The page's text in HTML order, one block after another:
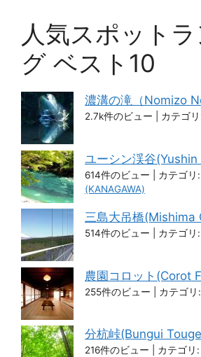
人気スポット
グ ベスト10
濃溝の滝（Nomizo
2.7k件のビュー カテゴ
ユーシン渓谷
614件のビュー カテゴリ:
(KANAGAWA)
三島大吊橋(Mishima
514件のビュー カテゴリ:
農園コロット(Corot
255件のビュー カテゴリ:
分杭峠(Bungui
216件のビュー カテゴリ: